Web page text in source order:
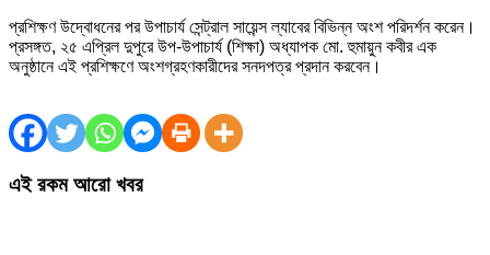
প্রশিক্ষণ উদ্বোধনের পর উপাচার্য সেন্ট্রাল সায়েন্স ল্যাবের বিভিন্ন অংশ পরিদর্শন করেন।
প্রসঙ্গত, ২৫ এপ্রিল দুপুরে উপ-উপাচার্য (শিক্ষা) অধ্যাপক মো. হুমায়ুন কবীর এক
অনুষ্ঠানে এই প্রশিক্ষণে অংশগ্রহণকারীদের সনদপত্র প্রদান করবেন।
এই রকম আরো খবর